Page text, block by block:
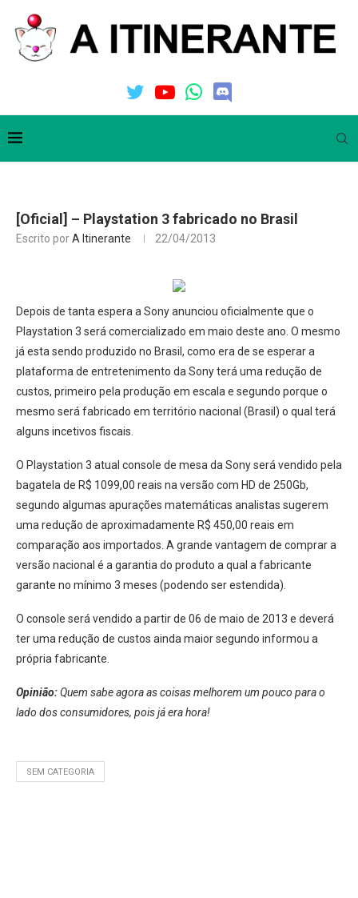
[Oficial] – Playstation 3 fabricado no Brasil
Escrito porA Itinerante 22/04/2013
Depois de tanta espera a Sony anunciou oficialmente que o
Playstation 3 será comercializado em maio deste ano. O mesmo
já esta sendo produzido no Brasil, como era de se esperar a
plataforma de entretenimento da Sony terá uma redução de
custos, primeiro pela produção em escala e segundo porque o
mesmo será fabricado em território nacional (Brasil) o qual terá
alguns incetivos fiscais.
O Playstation 3 atual console de mesa da Sony será vendido pela
bagatela de R$ 1099,00 reais na versão com HD de 250Gb,
segundo algumas apurações matemáticas analistas sugerem
uma redução de aproximadamente R$ 450,00 reais em
comparação aos importados. A grande vantagem de comprar a
versão nacional é a garantia do produto a qual a fabricante
garante no mínimo 3 meses (podendo ser estendida).
O console será vendido a partir de 06 de maio de 2013 e deverá
ter uma redução de custos ainda maior segundo informou a
própria fabricante.
Opinião:Quem sabe agora as coisas melhorem um pouco para o
lado dos consumidores, pois já era hora!
SEM CATEGORIA